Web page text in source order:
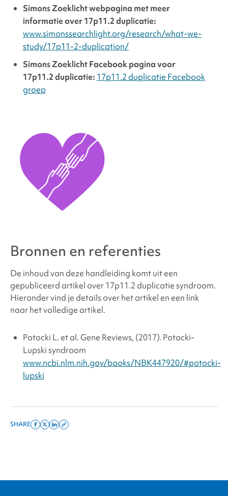
Simons Zoeklicht webpagina met meer
informatie over 17p11.2 duplicatie:
www.simonssearchlight.org/research/what-we-
study/17p11-2-duplication/
Simons Zoeklicht Facebook pagina voor
17p11.2 duplicatie: 17p11.2 duplicatie Facebook
groep
Bronnen en referenties
De inhoud van deze handleiding komt uit een
gepubliceerd artikel over17p11.2 duplicatie syndroom.
Hieronder vind je details over het artikel en een link
naar het volledige artikel.
Potocki L. et al. Gene Reviews, (2017). Potocki-
Lupski syndroom
www.ncbi.nlm.nih.gov/books/NBK447920/#potocki-
lupski
SHARE
Share
Share
ShareCopy